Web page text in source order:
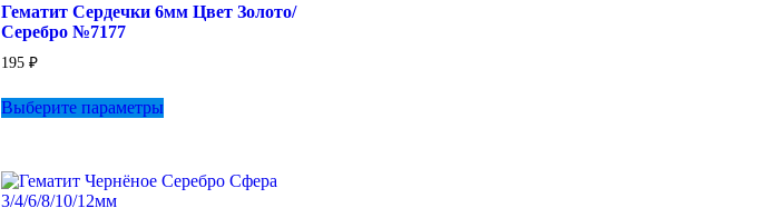
Гематит Сердечки 6мм Цвет Золото/
Серебро №7177
195₽
Выберите параметры
Опции